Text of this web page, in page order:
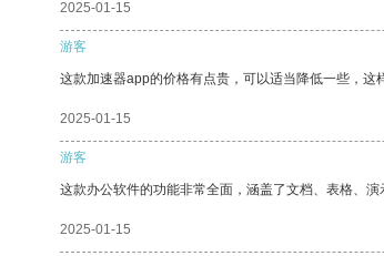
2025-01-15
游客
这款加速器app的价格有点贵，可以适当降低一些，这
2025-01-15
游客
这款办公软件的功能非常全面，涵盖了文档、表格、
2025-01-15